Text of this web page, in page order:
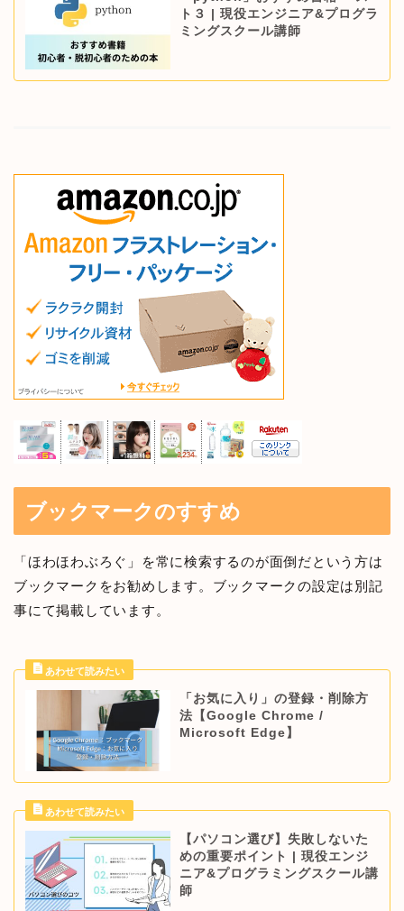
ト３ | 現役エンジニア&プログラ
ミングスクール講師
ブックマークのすすめ
「ほわほわぶろぐ」を常に検索するのが面倒だという方は
ブックマークをお勧めします。ブックマークの設定は別記
事にて掲載しています。
「お気に入り」の登録・削除方
法【Google Chrome /
Microsoft Edge】
【パソコン選び】失敗しないた
めの重要ポイント | 現役エンジ
ニア&プログラミングスクール講
師